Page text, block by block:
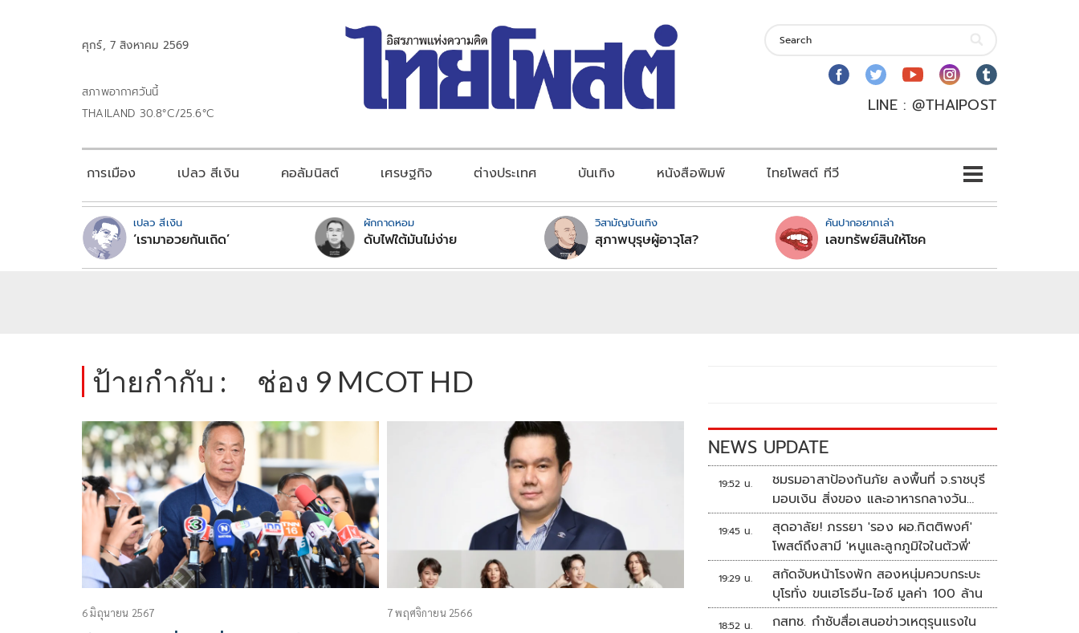
ศุกร์, 7 สิงหาคม 2569
สภาพอากาศวันนี้
THAILAND 30.8°C/25.6°C
LINE : @THAIPOST
การเมือง เปลว สีเงิน คอลัมนิสต์ เศรษฐกิจ ต่างประเทศ บันเทิง หนังสือพิมพ์ ไทยโพสต์ ทีวี
เปลว สีเงิน
‘เรามาอวยกันเถิด’
ผักกาดหอม
ดับไฟใต้มันไม่ง่าย
วิสามัญบันเทิง
สุภาพบุรุษผู้อาวุโส?
คันปากอยากเล่า
เลขทรัพย์สินให้โชค
ป้ายกำกับ : ช่อง 9 MCOT HD
6 มิถุนายน 2567 7 พฤศจิกายน 2566
NEWS UPDATE
19:52 น.
ชมรมอาสาป้องกันภัย ลงพื้นที่ จ.ราชบุรี
มอบเงิน สิ่งของ และอาหารกลางวัน
แก่โรงเรียนบ้านหนองน้ำใส
19:45 น.
สุดอาลัย! ภรรยา 'รอง ผอ.กิตติพงศ์'
โพสต์ถึงสามี 'หนูและลูกภูมิใจในตัวพี่'
19:29 น.
สกัดจับหน้าโรงพัก สองหนุ่มควบกระบะ
บุโรทั่ง ขนเฮโรอีน-ไอซ์ มูลค่า 100 ล้าน
18:52 น.
กสทช. กำชับสื่อเสนอข่าวเหตุรุนแรงใน